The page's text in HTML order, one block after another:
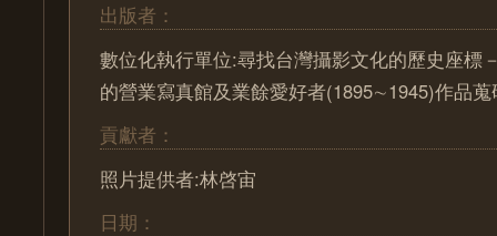
出版者：
數位化執行單位:尋找台灣攝影文化的歷史座標
的營業寫真館及業餘愛好者(1895∼1945)作品
貢獻者：
照片提供者:林啓宙
日期：